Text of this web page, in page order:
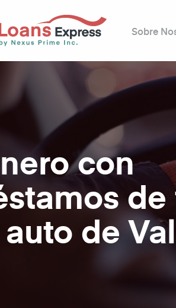
Sobre
con
de